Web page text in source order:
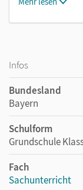
Infos
Bundesland
Bayern
Schulform
Grundschule
Fach
Sachunterricht